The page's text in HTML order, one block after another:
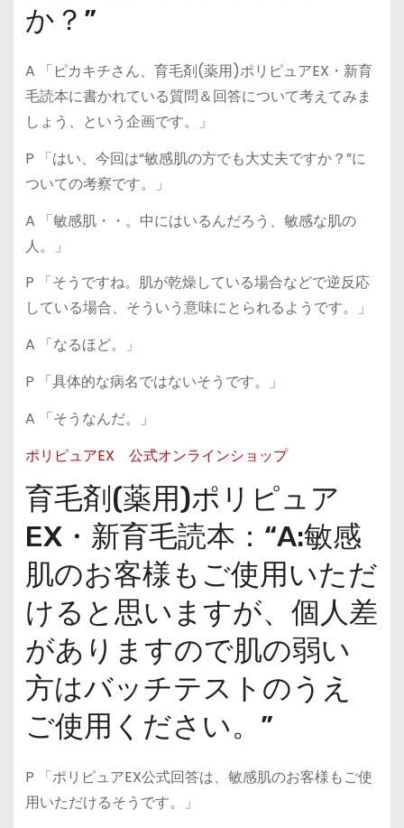
か？”
A 「ピカキチさん、育毛剤(薬用)ポリピュアEX・新育
毛読本に書かれている質問＆回答について考えてみま
しょう、という企画です。」
P 「はい、今回は“敏感肌の方でも大丈夫ですか？”に
ついての考察です。」
A 「敏感肌・・。中にはいるんだろう、敏感な肌の
人。」
P 「そうですね。肌が乾燥している場合などで逆反応
している場合、そういう意味にとられるようです。」
A 「なるほど。」
P 「具体的な病名ではないそうです。」
A 「そうなんだ。」
ポリピュアEX 公式オンラインショップ
育毛剤(薬用)ポリピュア
EX・新育毛読本：“A:敏感
肌のお客様もご使用いただ
けると思いますが、個人差
がありますので肌の弱い
方はバッチテストのうえ
ご使用ください。”
P 「ポリピュアEX公式回答は、敏感肌のお客様もご使
用いただけるそうです。」